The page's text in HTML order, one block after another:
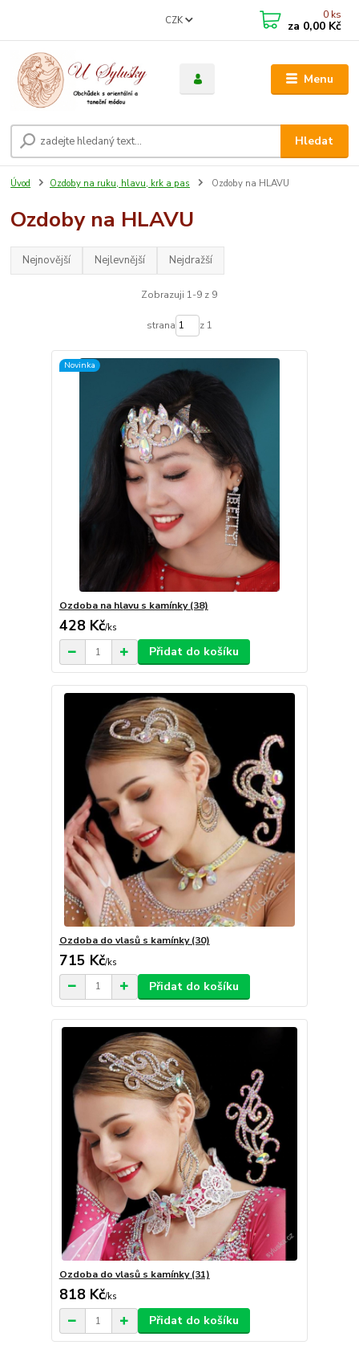
Menu
CZK
Hledat
0 ks
za 0,00 Kč
Úvod Ozdoby na ruku, hlavu, krk a pas Ozdoby na HLAVU
Ozdoby na HLAVU
Nejnovější Nejlevnější Nejdražší
Zobrazuji 1-9 z 9
strana z 1
Novinka
Ozdoba na hlavu s kamínky (38)
428 Kč/ks
Přidat do košíku
Ozdoba do vlasů s kamínky (30)
715 Kč/ks
Přidat do košíku
Ozdoba do vlasů s kamínky (31)
818 Kč/ks
Přidat do košíku